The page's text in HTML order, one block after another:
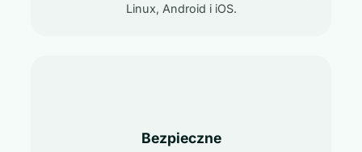
Linux, Android i iOS.
Bezpieczne